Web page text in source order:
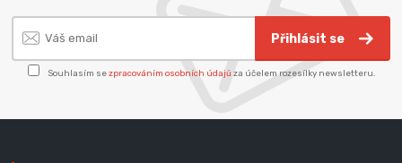
Přihlásit se
Souhlasím sezpracováním osobních údajů za účelem rozesílky newsletteru.